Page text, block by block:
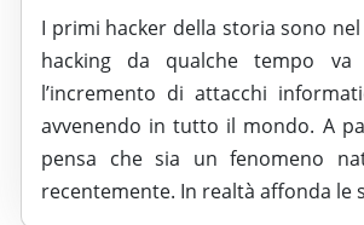
I primi hacker della storia sono nel
hacking da qualche tempo
l’incremento di attacchi
avvenendo in tutto il mondo. A
pensa che sia un fenomeno
recentemente. In realtà affonda le